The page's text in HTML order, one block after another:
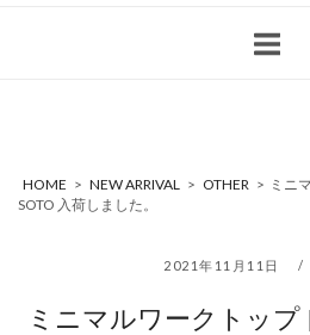
HOME > NEW ARRIVAL > OTHER > ミニ
SOTO 入荷しました。
2021年11月11日
ミニマルワークトップ